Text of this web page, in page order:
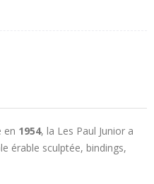
en 1954, la Les Paul Junior a
érable sculptée, bindings,